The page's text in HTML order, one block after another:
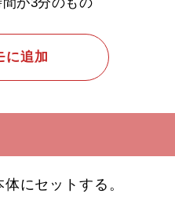
が3分のもの
に追加
にセットする。